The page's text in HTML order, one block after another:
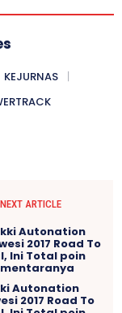
KEJURNAS
NEXT ARTICLE
Autonation
2017 Road To